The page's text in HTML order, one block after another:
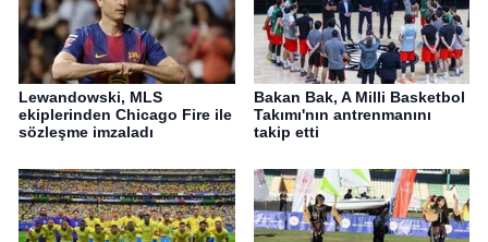
Lewandowski, MLS
ekiplerinden Chicago Fire ile
sözleşme imzaladı
Bakan Bak, A Milli Basketbol
Takımı'nın antrenmanını
takip etti